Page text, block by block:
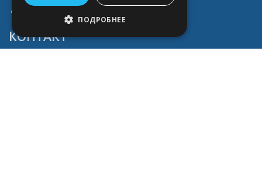
Доставка и оплата
КОНТАКТ
ПОДРОБНЕЕ